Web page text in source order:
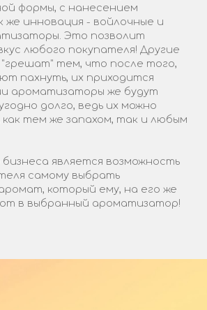
формы, с нанесением
же инновация - войлочные и
Это позволит
любого покупателя! Другие
тем, что после того,
пахнуть, их приходится
ароматизаторы же будут
долго, ведь их можно
как тем же запахом, так и любым
является возможность
самому выбрать
который ему, на его же
в выбранный ароматизатор!